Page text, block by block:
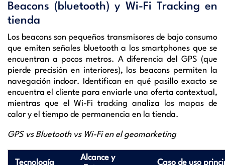
Beacons (bluetooth) y Wi-Fi Tracking en
tienda
Los beacons son pequeños transmisores de bajo consumo
que emiten señales bluetooth a los smartphones que se
encuentran a pocos metros. A diferencia del GPS (que
pierde precisión en interiores), los beacons permiten la
navegación indoor. Identifican en qué pasillo exacto se
encuentra el cliente para enviarle una oferta contextual,
mientras que el Wi-Fi tracking analiza los mapas de
calor y el tiempo de permanencia en la tienda.
GPS vs Bluetooth vs Wi-Fi en el geomarketing
Tecnología
Alcance y
Caso de uso